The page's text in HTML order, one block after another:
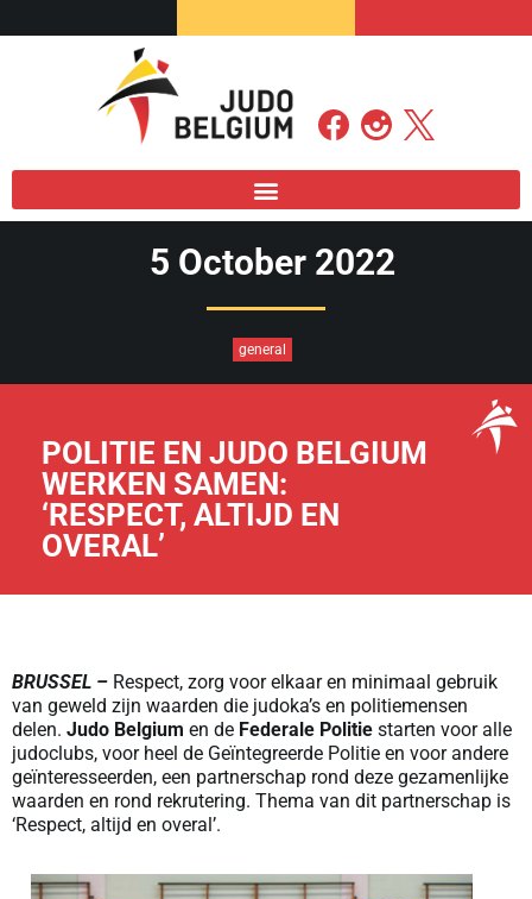
5 October 2022
general
POLITIE EN JUDO BELGIUM
WERKEN SAMEN:
‘RESPECT, ALTIJD EN
OVERAL’
BRUSSEL – Respect, zorg voor elkaar en minimaal gebruik
van geweld zijn waarden die judoka’s en politiemensen
delen. Judo Belgium en de Federale Politie starten voor alle
judoclubs, voor heel de Geïntegreerde Politie en voor andere
geïnteresseerden, een partnerschap rond deze gezamenlijke
waarden en rond rekrutering. Thema van dit partnerschap is
‘Respect, altijd en overal’.